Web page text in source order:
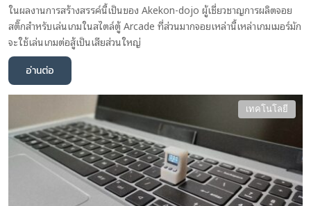
ในผลงานการสร้างสรรค์นี้เป็นของ Akekon-dojo ผู้เชี่ยวชาญการผลิตจอย
สติ๊กสำหรับเล่นเกมในสไตล์ตู้ Arcade ที่ส่วนมากจอยเหล่านี้เหล่าเกมเมอร์มัก
จะใช้เล่นเกมต่อสู้เป็นเสียส่วนใหญ่
อ่านต่อ
เทคโนโลยี